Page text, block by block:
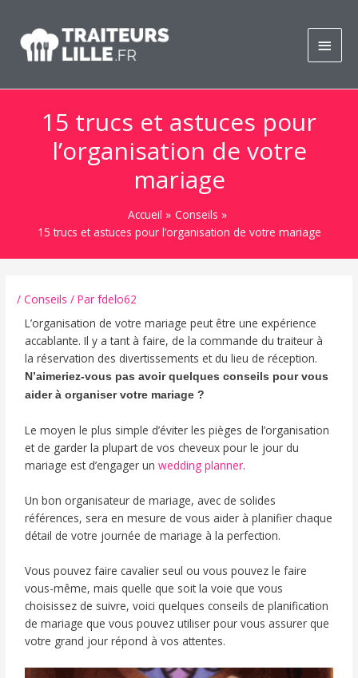
contenu
15 trucs et astuces pour
l’organisation de votre
mariage
Accueil
Conseils
15 trucs et astuces pour l’organisation de votre mariage
/Conseils / Parfdelo62
L’organisation de votre mariage peut être une expérience
accablante. Il y a tant à faire, de la commande du traiteur à
la réservation des divertissements et du lieu de réception.
N’aimeriez-vous pas avoir quelques conseils pour vous
aider à organiser votre mariage ?
Le moyen le plus simple d’éviter les pièges de l’organisation
et de garder la plupart de vos cheveux pour le jour du
mariage est d’engager unwedding planner.
Un bon organisateur de mariage, avec de solides
références, sera en mesure de vous aider à planifier chaque
détail de votre journée de mariage à la perfection.
Vous pouvez faire cavalier seul ou vous pouvez le faire
vous-même, mais quelle que soit la voie que vous
choisissez de suivre, voici quelques conseils de planification
de mariage que vous pouvez utiliser pour vous assurer que
votre grand jour répond à vos attentes.